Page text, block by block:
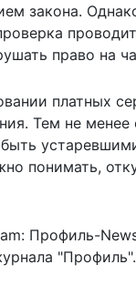
закона.
право на
платных
Тем не
понимать,
Профиль-
"Профиль".